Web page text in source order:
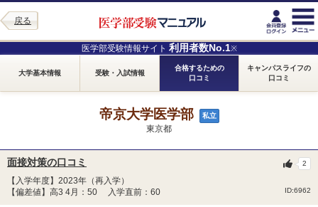
戻る
医学部受験情報サイト 利用者数No.1※
大学基本情報 受験・入試情報
合格するための
口コミ
キャンパスライフの
口コミ
帝京大学医学部 私立
東京都
面接対策の口コミ
【入学年度】2023年（再入学）
【偏差値】高3 4月：50 入学直前：60
ID:6962
2